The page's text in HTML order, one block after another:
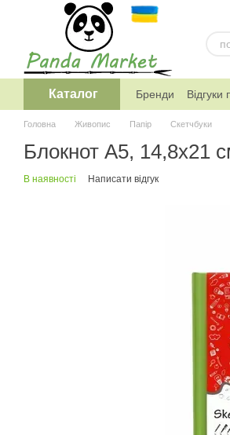
Перейти к основному контенту
Каталог Бренди Відгуки
Telegram
Головна Живопис Папiр Скетчбуки
Блокнот A5, 14,8х21
В наявності Написати відгук